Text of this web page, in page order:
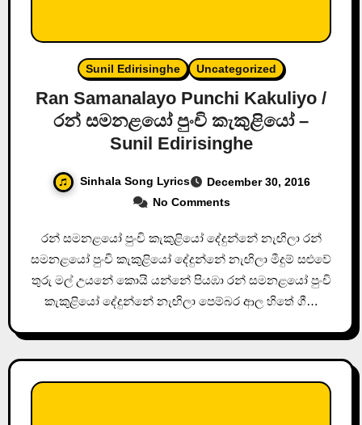
Sunil Edirisinghe Uncategorized
Ran Samanalayo Punchi Kakuliyo /
රන් සමනළයෝ පුංචි කැකුළියෝ –
Sunil Edirisinghe
Sinhala Song Lyrics
December 30, 2016
No Comments
රන් සමනළයෝ පුංචි කැකුළියෝ දේදුන්නේ නැඟිලා රන්
සමනළයෝ පුංචි කැකුළියෝ දේදුන්නේ නැඟිලා මීදුම් සළුවේ
තුරු මල් උයනේ කොයි යන්නේ පියඹා රන් සමනළයෝ පුංචි
කැකුළියෝ දේදුන්නේ නැඟිලා පෙම්බර ආල හිතේ ගී…